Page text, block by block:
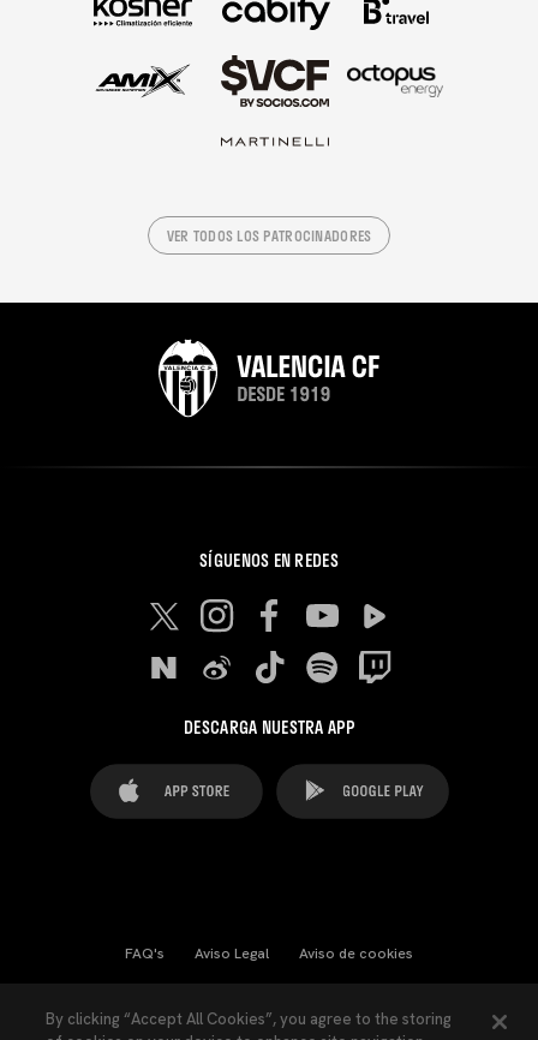
VER TODOS LOS PATROCINADORES
SÍGUENOS EN REDES
DESCARGA NUESTRA APP
FAQ's Aviso Legal Aviso de cookies
By clicking “Accept All Cookies”, you agree to the storing